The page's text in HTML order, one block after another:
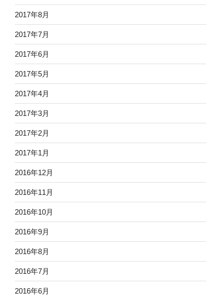
2017年8月
2017年7月
2017年6月
2017年5月
2017年4月
2017年3月
2017年2月
2017年1月
2016年12月
2016年11月
2016年10月
2016年9月
2016年8月
2016年7月
2016年6月